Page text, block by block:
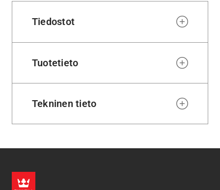
Tiedostot
Tuotetieto
Tekninen tieto